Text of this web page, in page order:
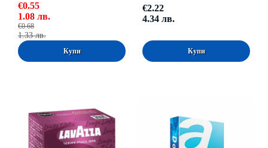
€0.55
1.08 лв.
€0.68
1.33 лв.
€2.22
4.34 лв.